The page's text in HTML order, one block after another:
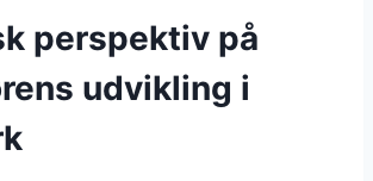
perspektiv på
udvikling i